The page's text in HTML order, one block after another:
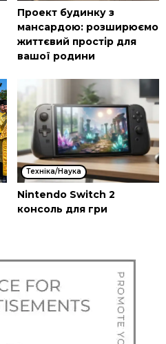
Проект будинку з
мансардою: розширюємо
життєвий простір для
вашої родини
Техніка/Наука
Nintendo Switch 2
консоль для гри